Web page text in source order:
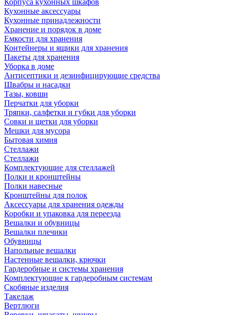
Корпуса кухонных шкафов
Кухонные аксессуары
Кухонные принадлежности
Хранение и порядок в доме
Емкости для хранения
Контейнеры и ящики для хранения
Пакеты для хранения
Уборка в доме
Антисептики и дезинфицирующие средства
Швабры и насадки
Тазы, ковши
Перчатки для уборки
Тряпки, салфетки и губки для уборки
Совки и щетки для уборки
Мешки для мусора
Бытовая химия
Стеллажи
Стеллажи
Комплектующие для стеллажей
Полки и кронштейны
Полки навесные
Кронштейны для полок
Аксессуары для хранения одежды
Коробки и упаковка для переезда
Вешалки и обувницы
Вешалки плечики
Обувницы
Напольные вешалки
Настенные вешалки, крючки
Гардеробные и системы хранения
Комплектующие к гардеробным системам
Скобяные изделия
Такелаж
Вертлюги